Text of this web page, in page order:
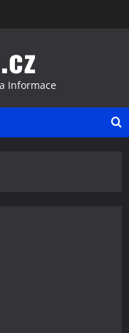
Informace